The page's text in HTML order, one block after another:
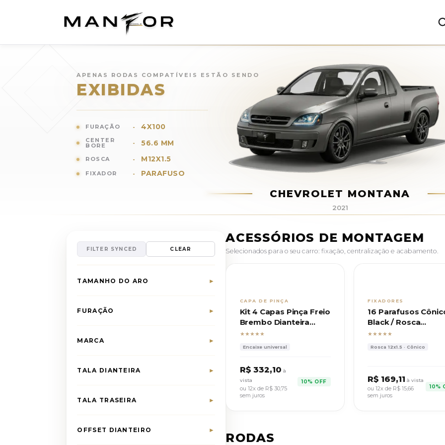
APENAS RODAS COMPATÍVEIS ESTÃO SENDO
EXIBIDAS
FURAÇÃO - 4X100
CENTER
BORE - 56.6 MM
ROSCA - M12X1.5
FIXADOR - PARAFUSO
CHEVROLET MONTANA
2021
FILTER SYNCED CLEAR
TAMANHO DO ARO ►
FURAÇÃO ►
MARCA ►
TALA DIANTEIRA ►
TALA TRASEIRA ►
OFFSET DIANTEIRO ►
ACESSÓRIOS DE MONTAGEM
Selecionados para o seu carro: fixação, centralização e acabamento.
CAPA DE PINÇA
Kit 4 Capas Pinça Freio
Brembo Dianteira
Traseira C/ Trava
★★★★★
Encaixe universal
R$ 332,10 à
vista
ou 12x de R$ 30,75
sem juros
10% OFF
FIXADORES
16 Parafusos
Black / Rosca
12x1,5 Chave 17
★★★★★
Rosca 12x1.5 · Cônico
R$ 169,11 à vista
ou 12x de R$ 15,66
sem juros
10%
RODAS